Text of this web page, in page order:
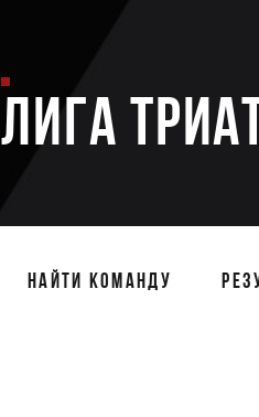
ЛИГА
НАЙТИ КОМАНДУ